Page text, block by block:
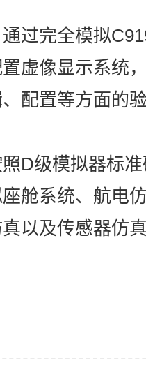
过完全模拟
虚像显示系统
配置等方面的
D级模拟器标
舱系统、航电
以及传感器仿